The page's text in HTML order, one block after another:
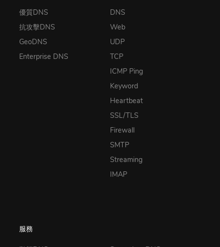
優質DNS
抗攻擊DNS
GeoDNS
Enterprise DNS
DNS
Web
UDP
TCP
ICMP Ping
Keyword
Heartbeat
SSL/TLS
Firewall
SMTP
Streaming
IMAP
服務